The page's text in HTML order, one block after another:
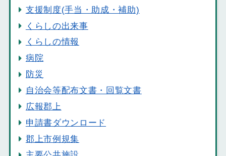
支援制度(手当・助成・補助)
くらしの出来事
くらしの情報
病院
防災
自治会等配布文書・回覧文書
広報郡上
申請書ダウンロード
郡上市例規集